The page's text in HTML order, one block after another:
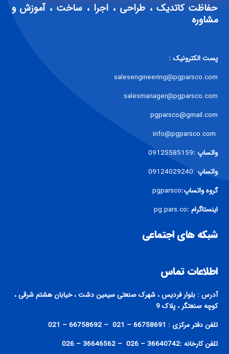
حفاظت کاتدیک ، طراحی ، اجرا ، ساخت ، آموزش و
مشاوره
پست الکترونیک :
salesengineering@pgparsco.com
salesmanager@pgparsco.com
pgparsco@gmail.com
واتساپ :09125585159
واتساپ :09124029240
گروه واتساپ:pgparsco
اینستاگرام :pg.pars.co
شبکه های اجتماعی
اطلاعات تماس
آدرس : بلوار فردیس ، شهرک صنعتی سیمین دشت ، خیابان هشتم شرقی ،
کوچه صنعتگر ، پلاک 9
تلفن دفتر مرکزی : 66758691 – 021 – 66758692 – 021
تلفن کارخانه :36640742 – 026 – 36646562 – 026